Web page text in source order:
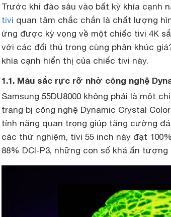
Trước khi đào sâu vào bất kỳ khía cạnh
tivi quan tâm chắc chắn là chất lượng
ứng được kỳ vọng về một chiếc tivi 4K
với các đối thủ trong cùng phân khúc
khía cạnh hiển thị của chiếc tivi này.
1.1. Màu sắc rực rỡ nhờ công nghệ
Samsung 55DU8000 không phải là một
trang bị công nghệ Dynamic Crystal
tính năng quan trọng giúp tăng cường
các thử nghiệm, tivi 55 inch này đạt
88% DCI-P3, những con số khá ấn